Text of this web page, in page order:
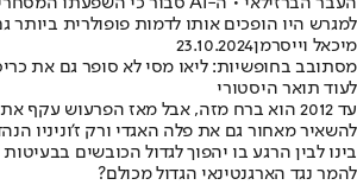
למגרש היו הופכים אותו לדמות פופולרית ביותר
מיכאל וייסרמן23.10.2024
מסתובב בחופשיות: ליאו מסי לא סופר גם את
לעוד תואר היסטורי
עד 2012 הוא ברח מזה, אבל מאז הפרעוש עקף
להשאיר מאחור גם את פלה האגדי ורק ז'וניניו
בינו לבין הרגע בו יהפוך לגדול הכובשים
להמר נגד הארגנטינאי הגדול מכולם?